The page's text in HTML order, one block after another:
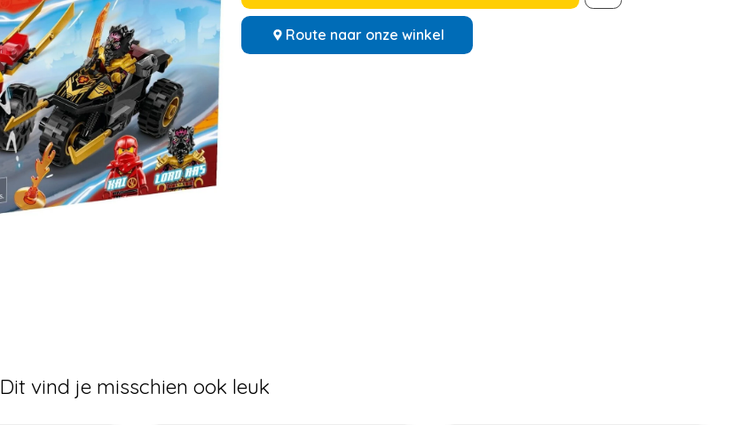
Route naar onze winkel
Dit vind je misschien ook leuk